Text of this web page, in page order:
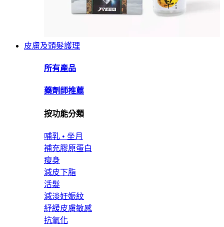
皮膚及頭髮護理
所有產品
藥劑師推薦
按功能分類
哺乳 • 坐月
補充膠原蛋白
瘦身
減皮下脂
活髮
減淡妊娠紋
紓緩皮膚敏感
抗氧化